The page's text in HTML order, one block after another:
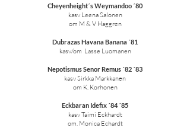
Cheyenheight´s Weymandoo ´80
kasv Leena Salonen
om M & V Haggren
Dubrazas Havana Banana ´81
kasv/om Lasse Luomanen
Nepotismus Senor Remus ´82 ´83
kasv Sirkka Markkanen
om K. Korhonen
Eckbaran Idefix ´84 ´85
kasv Taimi Eckhardt
om. Monica Echardt